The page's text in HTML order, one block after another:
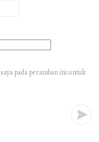
pada peramban ini untuk